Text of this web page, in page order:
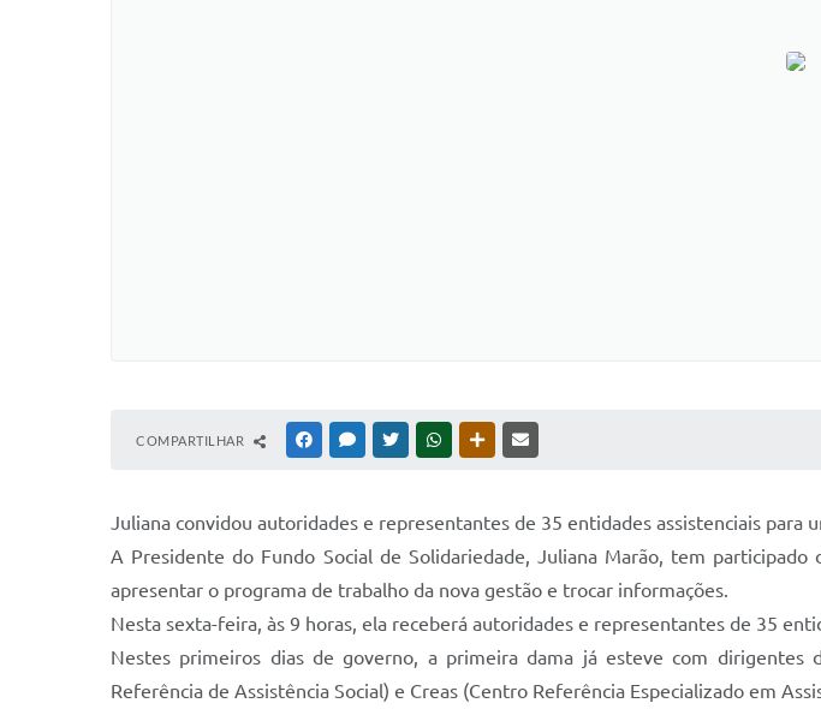
COMPARTILHAR FACEBOOKMESSENGER
TWITTERWHATSAPPOUTRAS MÍDIAS
Juliana convidou autoridades e representantes de 35 entidades assistenciais para
A Presidente do Fundo Social de Solidariedade, Juliana Marão, tem
apresentar o programa de trabalho da nova gestão e trocar informações.
Nesta sexta-feira, às 9 horas, ela receberá autoridades e representantes de 35
Nestes primeiros dias de governo, a primeira dama já esteve com dirigentes
Referência de Assistência Social) e Creas (Centro Referência Especializado em